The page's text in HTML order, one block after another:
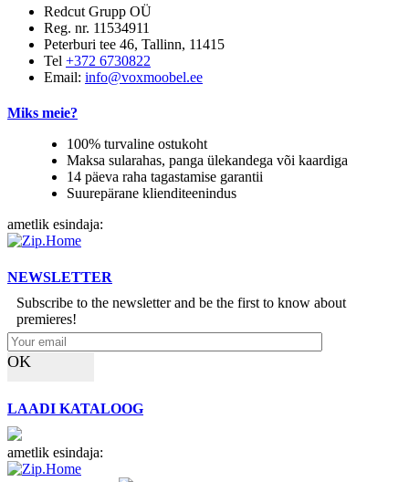
Redcut Grupp OÜ
Reg. nr. 11534911
Peterburi tee 46, Tallinn, 11415
Tel +372 6730822
Email: info@voxmoobel.ee
Miks meie?
100% turvaline ostukoht
Maksa sularahas, panga ülekandega või kaardiga
14 päeva raha tagastamise garantii
Suurepärane klienditeenindus
ametlik esindaja:
NEWSLETTER
Subscribe to the newsletter and be the first to know about
premieres!
OK
LAADI KATALOOG
ametlik esindaja: